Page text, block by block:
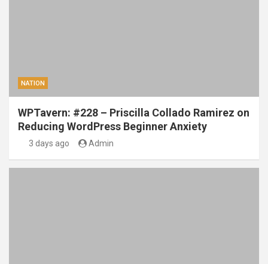
NATION
WPTavern: #228 – Priscilla Collado Ramirez on
Reducing WordPress Beginner Anxiety
3 days ago Admin